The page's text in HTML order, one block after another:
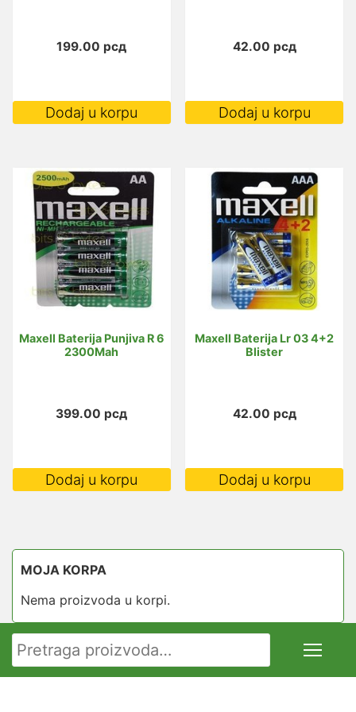
199.00 рсд
Dodaj u korpu
42.00 рсд
Dodaj u korpu
Maxell Baterija Punjiva R 6
2300Mah
399.00 рсд
Dodaj u korpu
Maxell Baterija Lr 03 4+2
Blister
42.00 рсд
Dodaj u korpu
MOJA KORPA
Nema proizvoda u korpi.
Pretraga za: